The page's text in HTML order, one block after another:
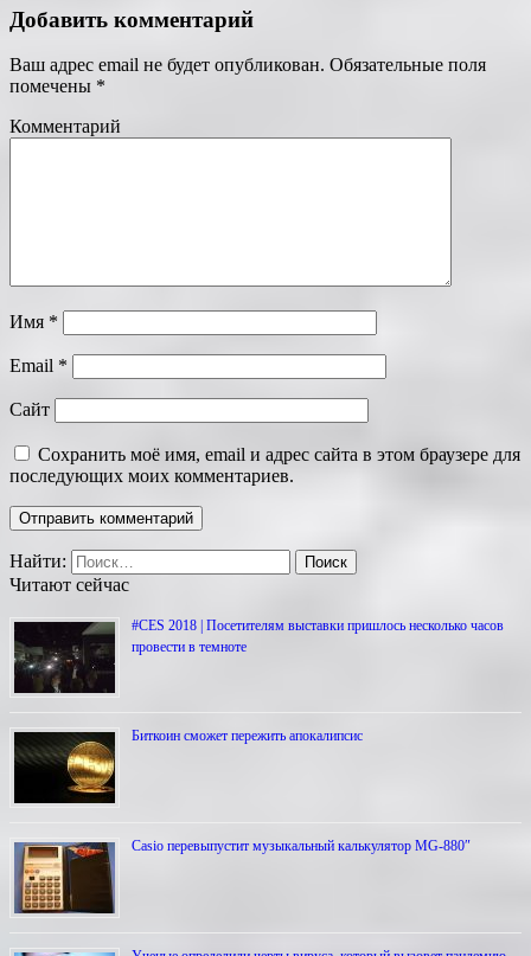
Добавить комментарий
Ваш адрес email не будет опубликован. Обязательные поля
помечены *
Комментарий
Имя *
Email *
Сайт
Сохранить моё имя, email и адрес сайта в этом браузере для
последующих моих комментариев.
Найти:
Читают сейчас
#CES 2018 | Посетителям выставки пришлось несколько часов
провести в темноте
Биткоин сможет пережить апокалипсис
Casio перевыпустит музыкальный калькулятор MG-880″